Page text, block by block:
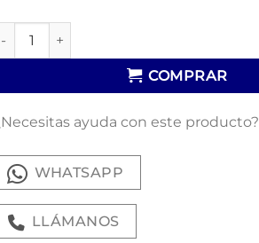
Aparador Pietra 10 cantidad
COMPRAR
ayuda con este producto?
WHATSAPP
LLÁMANOS